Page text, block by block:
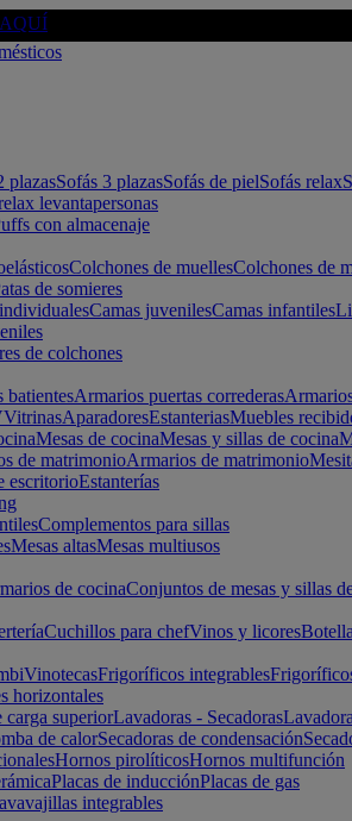
AQUÍ
plazasSofás 3 plazasSofás de pielSofás relax
levantapersonas
con almacenaje
Colchones de muellesColchones de
de somieres
Camas juvenilesCamas infantiles
de colchones
batientesArmarios puertas correderas
VitrinasAparadoresEstanteriasMuebles
Mesas de cocinaMesas y sillas de cocina
de matrimonioArmarios de matrimonio
escritorioEstanterías
Complementos para sillas
Mesas altasMesas multiusos
de cocinaConjuntos de mesas y sillas
Cuchillos para chefVinos y licores
VinotecasFrigoríficos integrables
horizontales
carga superiorLavadoras - Secadoras
de calorSecadoras de condensación
Hornos pirolíticosHornos multifunción
Placas de inducciónPlacas de gas
integrables